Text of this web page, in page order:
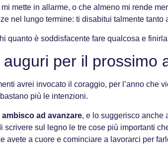
mette in allarme, o che almeno mi rende
nel lungo termine: ti disabitui talmente
quanto è soddisfacente fare qualcosa e
auguri per il prossimo
avrei invocato il coraggio, per l’anno che
più le intenzioni.
ambisco ad avanzare, e lo suggerisco anche
scrivere sul legno le tre cose più importanti
avete a cuore e cominciare a lavorarci per